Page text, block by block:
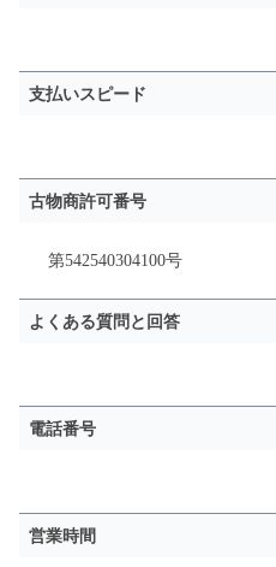
支払いスピード
古物商許可番号
第542540304100号
よくある質問と回答
電話番号
営業時間